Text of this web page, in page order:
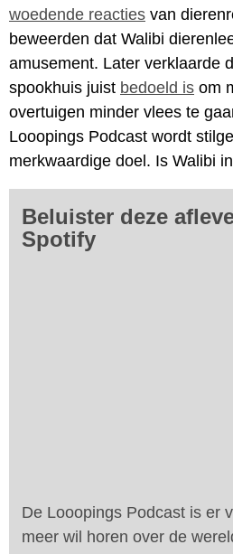
woedende reacties van
beweerden dat Walibi
amusement. Later verklaarde
spookhuis juist bedoeld is om
overtuigen minder vlees te
Looopings Podcast wordt
merkwaardige doel. Is Walibi
Beluister deze
Spotify
De Looopings Podcast is er
meer wil horen over de